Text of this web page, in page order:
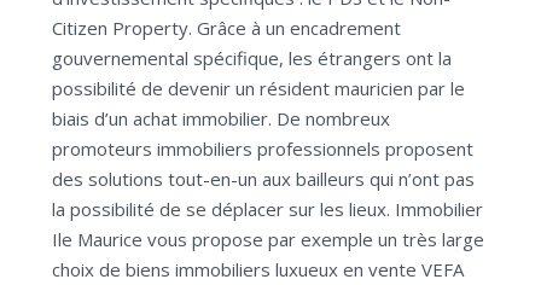
Citizen Property. Grâce à un encadrement
gouvernemental spécifique, les étrangers ont la
possibilité de devenir un résident mauricien par le
biais d’un achat immobilier. De nombreux
promoteurs immobiliers professionnels proposent
des solutions tout-en-un aux bailleurs qui n’ont pas
la possibilité de se déplacer sur les lieux. Immobilier
Ile Maurice vous propose par exemple un très large
choix de biens immobiliers luxueux en vente VEFA